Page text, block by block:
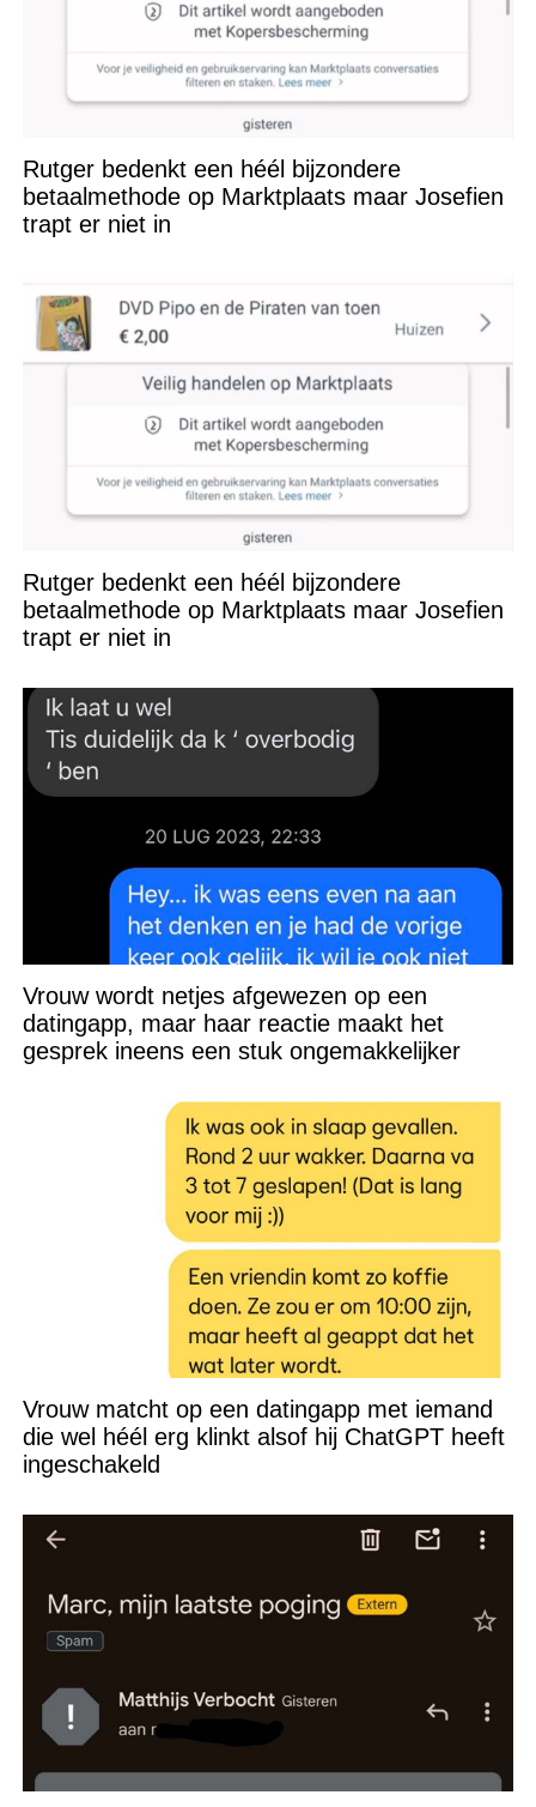
Rutger bedenkt een héél bijzondere
betaalmethode op Marktplaats maar Josefien
trapt er niet in
Rutger bedenkt een héél bijzondere
betaalmethode op Marktplaats maar Josefien
trapt er niet in
Vrouw wordt netjes afgewezen op een
datingapp, maar haar reactie maakt het
gesprek ineens een stuk ongemakkelijker
Vrouw matcht op een datingapp met iemand
die wel héél erg klinkt alsof hij ChatGPT heeft
ingeschakeld